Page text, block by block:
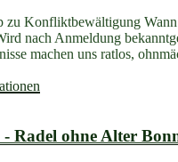
zu Konfliktbewältigung
nach Anmeldung
machen uns ratlos,
Radel ohne Alter